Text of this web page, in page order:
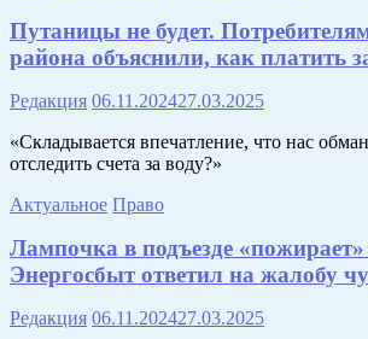
Путаницы не будет.
района объяснили, как платить
Редакция 06.11.202427.03.2025
«Складывается впечатление, что нас
отследить счета за воду?»
Актуальное Право
Лампочка в подъезде «пожирает»
Энергосбыт ответил на жалобу
Редакция 06.11.202427.03.2025